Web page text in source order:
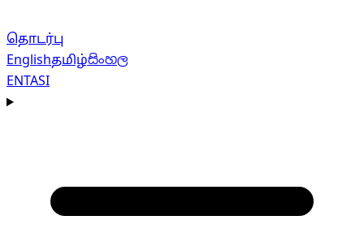
தொடர்பு
Englishதமிழ்සිංහල
ENTASI